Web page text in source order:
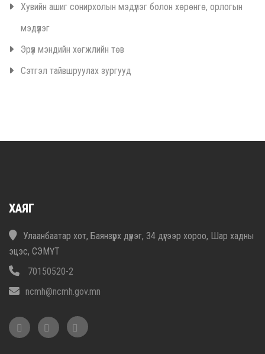
Хувийн ашиг сонирхолын мэдүүлэг болон хөрөнгө, орлогын
мэдүүлэг
Эрүүл мэндийн хөгжлийн төв
Сэтгэл тайвшруулах зургууд
ХАЯГ
Улаанбаатар хот, Баянзүрх дүүрэг, 34 дүгээр хороо, Шар хадны
эцэс, СЭМҮТ
70150520-2
ncmh@ncmh.gov.mn